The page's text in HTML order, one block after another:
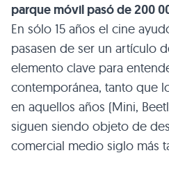
parque móvil pasó de 200
En sólo 15 años el cine
pasasen de ser un artículo
elemento clave para
contemporánea, tanto que
en aquellos años (Mini,
siguen siendo objeto de
comercial medio siglo más